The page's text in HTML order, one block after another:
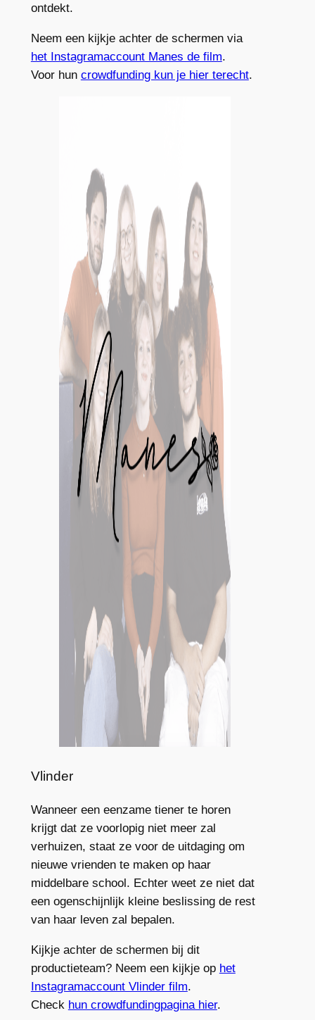
ontdekt.
Neem een kijkje achter de schermen via
het Instagramaccount Manes de film.
Voor hun crowdfunding kun je hier terecht.
Vlinder
Wanneer een eenzame tiener te horen
krijgt dat ze voorlopig niet meer zal
verhuizen, staat ze voor de uitdaging om
nieuwe vrienden te maken op haar
middelbare school. Echter weet ze niet dat
een ogenschijnlijk kleine beslissing de rest
van haar leven zal bepalen.
Kijkje achter de schermen bij dit
productieteam? Neem een kijkje op het
Instagramaccount Vlinder film.
Check hun crowdfundingpagina hier.